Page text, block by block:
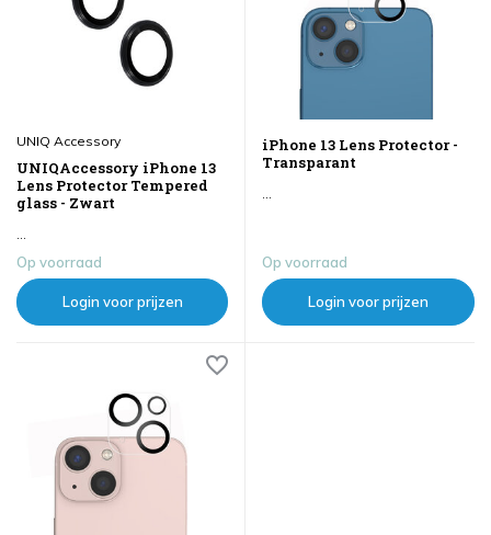
UNIQ Accessory
UNIQAccessory iPhone 13
Lens Protector Tempered
glass - Zwart
Op voorraad
Login voor prijzen
iPhone 13 Lens Protector -
Transparant
...
Op voorraad
Login voor prijzen